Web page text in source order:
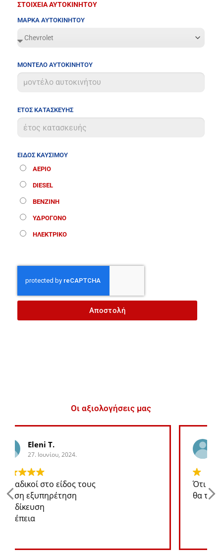
ΣΤΟΙΧΕΙΑ ΑΥΤΟΚΙΝΗΤΟΥ
ΜΑΡΚΑ ΑΥΤΟΚΙΝΗΤΟΥ
ΜΟΝΤΕΛΟ ΑΥΤΟΚΙΝΗΤΟΥ
ΕΤΟΣ ΚΑΤΑΣΚΕΥΗΣ
ΕΙΔΟΣ ΚΑΥΣΙΜΟΥ
ΑΕΡΙΟ
DIESEL
ΒΕΝΖΙΝΗ
ΥΔΡΟΓΟΝΟ
ΗΛΕΚΤΡΙΚΟ
Αποστολή
Οι αξιολογήσεις μας
27. Ιουνίου, 2024.
Ότι ανταλλακτικό χρειάζομαι για το jeep
θα το βρω σε καλή τιμή